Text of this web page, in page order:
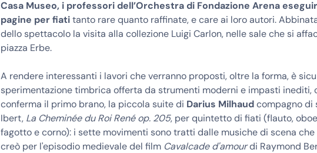
Casa Museo, i professori dell’Orchestra di Fondazione Arena
pagine per fiatitanto rare quanto raffinate, e care ai loro autori.
dello spettacolo la visita alla collezione Luigi Carlon, nelle sale che si
piazza Erbe.
A rendere interessanti i lavori che verranno proposti, oltre la forma, è
sperimentazione timbrica offerta da strumenti moderni e impasti inediti,
conferma il primo brano, la piccola suite di Darius Milhaudcompagno di
Ibert, La Cheminée du Roi René op. 205, per quintetto di fiati (flauto,
fagotto e corno): i sette movimenti sono tratti dalle musiche di scena
creò per l'episodio medievale del film Cavalcade d'amourdi Raymond